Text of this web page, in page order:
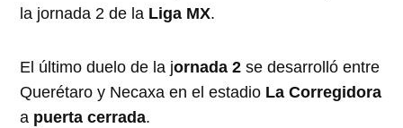
la jornada 2 de la Liga MX.
El último duelo de la jornada 2 se desarrolló entre
Querétaro y Necaxa en el estadio La Corregidora
a puerta cerrada.